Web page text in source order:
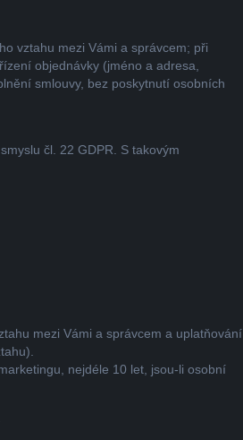
vztahu mezi Vámi a správcem; při
objednávky (jméno a adresa,
smlouvy, bez poskytnutí osobních
čl. 22 GDPR. S takovým
mezi Vámi a správcem a uplatňování
nejdéle 10 let, jsou-li osobní